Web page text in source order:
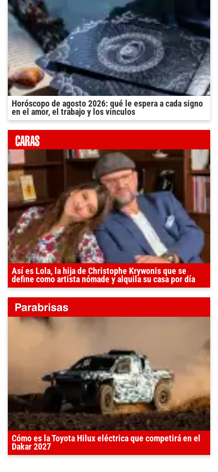
Horóscopo de agosto 2026: qué le espera a cada signo
en el amor, el trabajo y los vínculos
Así es Lola, la hija de Christophe Krywonis que se
define como artista nómade y alquila su casa por día
Cómo es la Toyota Hilux eléctrica que competirá en el
Dakar 2027